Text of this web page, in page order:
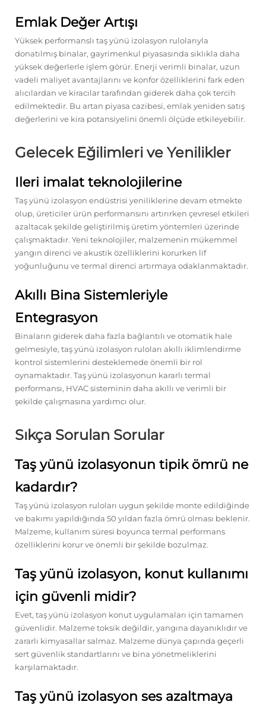
Emlak Değer Artışı
Yüksek performanslı taş yünü izolasyon rulolarıyla
donatılmış binalar, gayrimenkul piyasasında sıklıkla daha
yüksek değerlerle işlem görür. Enerji verimli binalar, uzun
vadeli maliyet avantajlarını ve konfor özelliklerini fark eden
alıcılardan ve kiracılar tarafından giderek daha çok tercih
edilmektedir. Bu artan piyasa cazibesi, emlak yeniden satış
değerlerini ve kira potansiyelini önemli ölçüde etkileyebilir.
Gelecek Eğilimleri ve Yenilikler
Ileri imalat teknolojilerine
Taş yünü izolasyon endüstrisi yeniliklerine devam etmekte
olup, üreticiler ürün performansını artırırken çevresel etkileri
azaltacak şekilde geliştirilmiş üretim yöntemleri üzerinde
çalışmaktadır. Yeni teknolojiler, malzemenin mükemmel
yangın direnci ve akustik özelliklerini korurken lif
yoğunluğunu ve termal direnci artırmaya odaklanmaktadır.
Akıllı Bina Sistemleriyle
Entegrasyon
Binaların giderek daha fazla bağlantılı ve otomatik hale
gelmesiyle, taş yünü izolasyon ruloları akıllı iklimlendirme
kontrol sistemlerini desteklemede önemli bir rol
oynamaktadır. Taş yünü izolasyonun kararlı termal
performansı, HVAC sisteminin daha akıllı ve verimli bir
şekilde çalışmasına yardımcı olur.
Sıkça Sorulan Sorular
Taş yünü izolasyonun tipik ömrü ne
kadardır?
Taş yünü izolasyon ruloları uygun şekilde monte edildiğinde
ve bakımı yapıldığında 50 yıldan fazla ömrü olması beklenir.
Malzeme, kullanım süresi boyunca termal performans
özelliklerini korur ve önemli bir şekilde bozulmaz.
Taş yünü izolasyon, konut kullanımı
için güvenli midir?
Evet, taş yünü izolasyon konut uygulamaları için tamamen
güvenlidir. Malzeme toksik değildir, yangına dayanıklıdır ve
zararlı kimyasallar salmaz. Malzeme dünya çapında geçerli
sert güvenlik standartlarını ve bina yönetmeliklerini
karşılamaktadır.
Taş yünü izolasyon ses azaltmaya